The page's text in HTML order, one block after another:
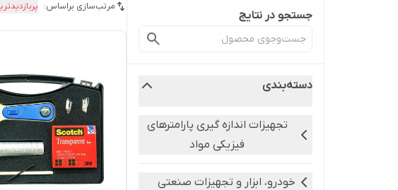
جستجو در نتایج
دسته‌بندی
تجهیزات اندازه گیری پارامترهای
فیزیکی مواد
خودرو، ابزار و تجهیزات صنعتی
مرتب‌سازی براساس: